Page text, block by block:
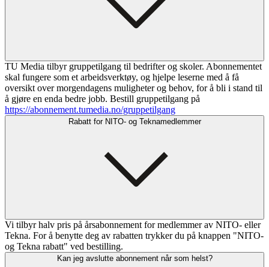
TU Media tilbyr gruppetilgang til bedrifter og skoler. Abonnementet
skal fungere som et arbeidsverktøy, og hjelpe leserne med å få
oversikt over morgendagens muligheter og behov, for å bli i stand til
å gjøre en enda bedre jobb. Bestill gruppetilgang på
https://abonnement.tumedia.no/gruppetilgang
Rabatt for NITO- og Teknamedlemmer
Vi tilbyr halv pris på årsabonnement for medlemmer av NITO- eller
Tekna. For å benytte deg av rabatten trykker du på knappen "NITO-
og Tekna rabatt" ved bestilling.
Kan jeg avslutte abonnement når som helst?